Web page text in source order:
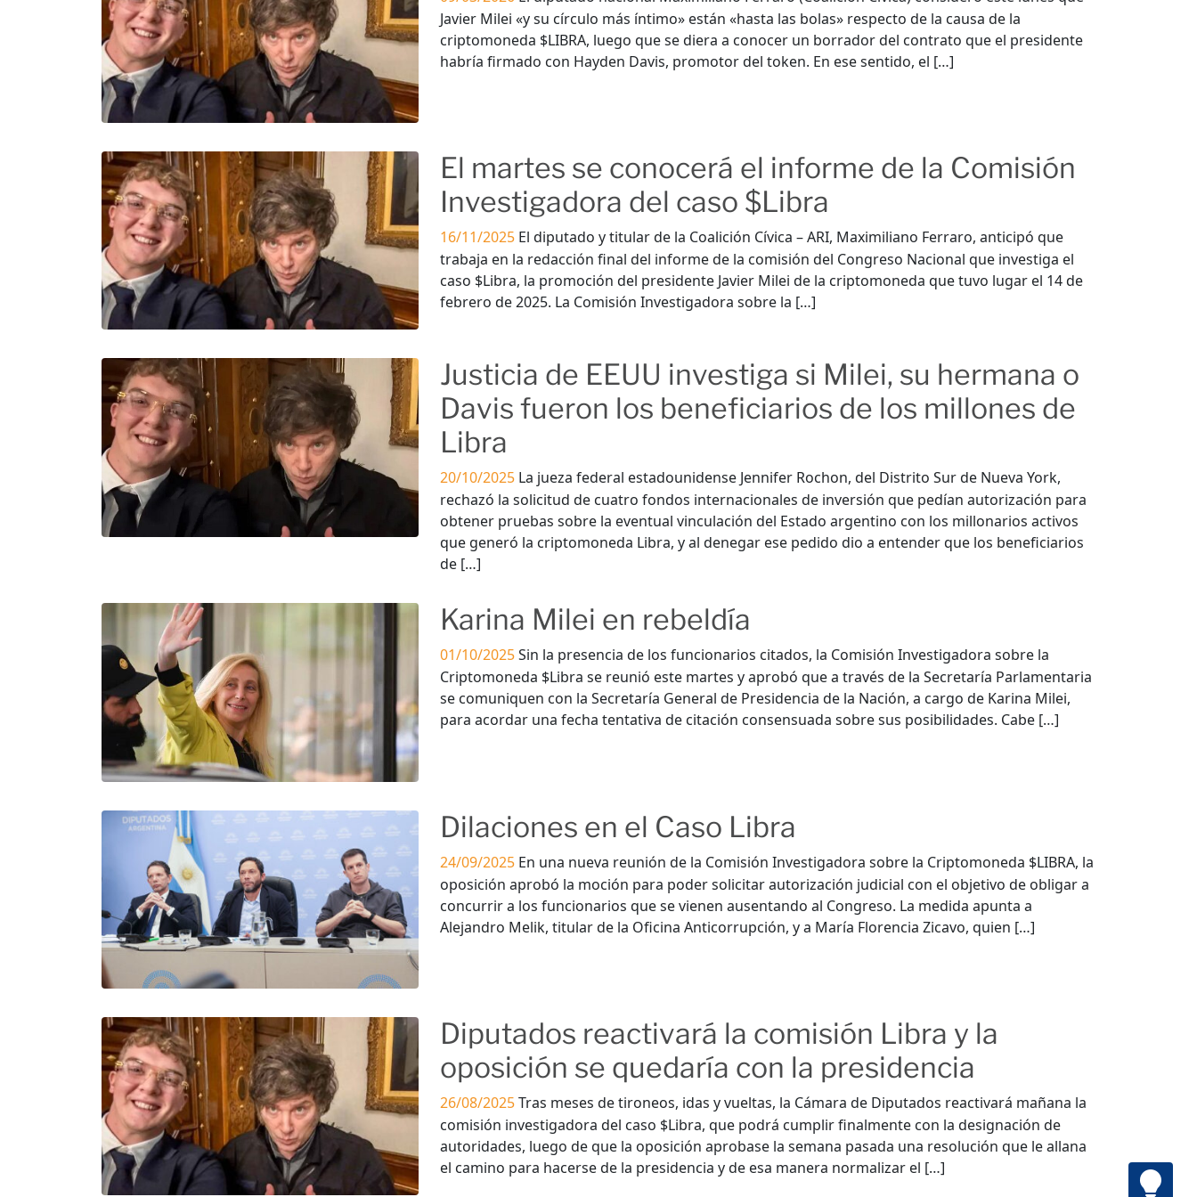
Javier Milei «y su círculo más íntimo» están «hasta las bolas» respecto de la causa de la
criptomoneda $LIBRA, luego que se diera a conocer un borrador del contrato que el presidente
habría firmado con Hayden Davis, promotor del token. En ese sentido, el […]
El martes se conocerá el informe de la Comisión
Investigadora del caso $Libra
16/11/2025 El diputado y titular de la Coalición Cívica – ARI, Maximiliano Ferraro, anticipó que
trabaja en la redacción final del informe de la comisión del Congreso Nacional que investiga el
caso $Libra, la promoción del presidente Javier Milei de la criptomoneda que tuvo lugar el 14 de
febrero de 2025. La Comisión Investigadora sobre la […]
Justicia de EEUU investiga si Milei, su hermana o
Davis fueron los beneficiarios de los millones de
Libra
20/10/2025 La jueza federal estadounidense Jennifer Rochon, del Distrito Sur de Nueva York,
rechazó la solicitud de cuatro fondos internacionales de inversión que pedían autorización para
obtener pruebas sobre la eventual vinculación del Estado argentino con los millonarios activos
que generó la criptomoneda Libra, y al denegar ese pedido dio a entender que los beneficiarios
de […]
Karina Milei en rebeldía
01/10/2025Sin la presencia de los funcionarios citados, la Comisión Investigadora sobre la
Criptomoneda $Libra se reunió este martes y aprobó que a través de la Secretaría Parlamentaria
se comuniquen con la Secretaría General de Presidencia de la Nación, a cargo de Karina Milei,
para acordar una fecha tentativa de citación consensuada sobre sus posibilidades. Cabe […]
Dilaciones en el Caso Libra
24/09/2025 En una nueva reunión de la Comisión Investigadora sobre la Criptomoneda $LIBRA, la
oposición aprobó la moción para poder solicitar autorización judicial con el objetivo de obligar a
concurrir a los funcionarios que se vienen ausentando al Congreso. La medida apunta a
Alejandro Melik, titular de la Oficina Anticorrupción, y a María Florencia Zicavo, quien […]
Diputados reactivará la comisión Libra y la
oposición se quedaría con la presidencia
26/08/2025Tras meses de tironeos, idas y vueltas, la Cámara de Diputados reactivará mañana la
comisión investigadora del caso $Libra, que podrá cumplir finalmente con la designación de
autoridades, luego de que la oposición aprobase la semana pasada una resolución que le allana
el camino para hacerse de la presidencia y de esa manera normalizar el […]